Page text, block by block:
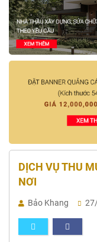
DỊCH VỤ THU
NƠI
Bảo Khang